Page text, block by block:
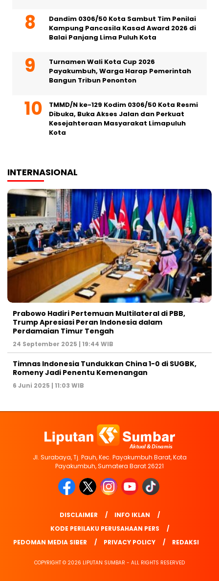
Dandim 0306/50 Kota Sambut Tim Penilai
Kampung Pancasila Kasad Award 2026 di
Balai Panjang Lima Puluh Kota
Turnamen Wali Kota Cup 2026
Payakumbuh, Warga Harap Pemerintah
Bangun Tribun Penonton
TMMD/N ke-129 Kodim 0306/50 Kota Resmi
Dibuka, Buka Akses Jalan dan Perkuat
Kesejahteraan Masyarakat Limapuluh
Kota
INTERNASIONAL
Prabowo Hadiri Pertemuan Multilateral di PBB,
Trump Apresiasi Peran Indonesia dalam
Perdamaian Timur Tengah
24 September 2025 | 19:44 WIB
Timnas Indonesia Tundukkan China 1-0 di SUGBK,
Romeny Jadi Penentu Kemenangan
6 Juni 2025 | 11:03 WIB
Jl. Surabaya, Tj. Pauh, Kec. Payakumbuh Barat, Kota
Payakumbuh, Sumatera Barat 26221
DISCLAIMER
INFO IKLAN
KODE PERILAKU PERUSAHAAN PERS
PEDOMAN MEDIA SIBER
PRIVACY POLICY REDAKSI
COPYRIGHT © 2026 LIPUTAN SUMBAR - ALL RIGHTS RESERVED